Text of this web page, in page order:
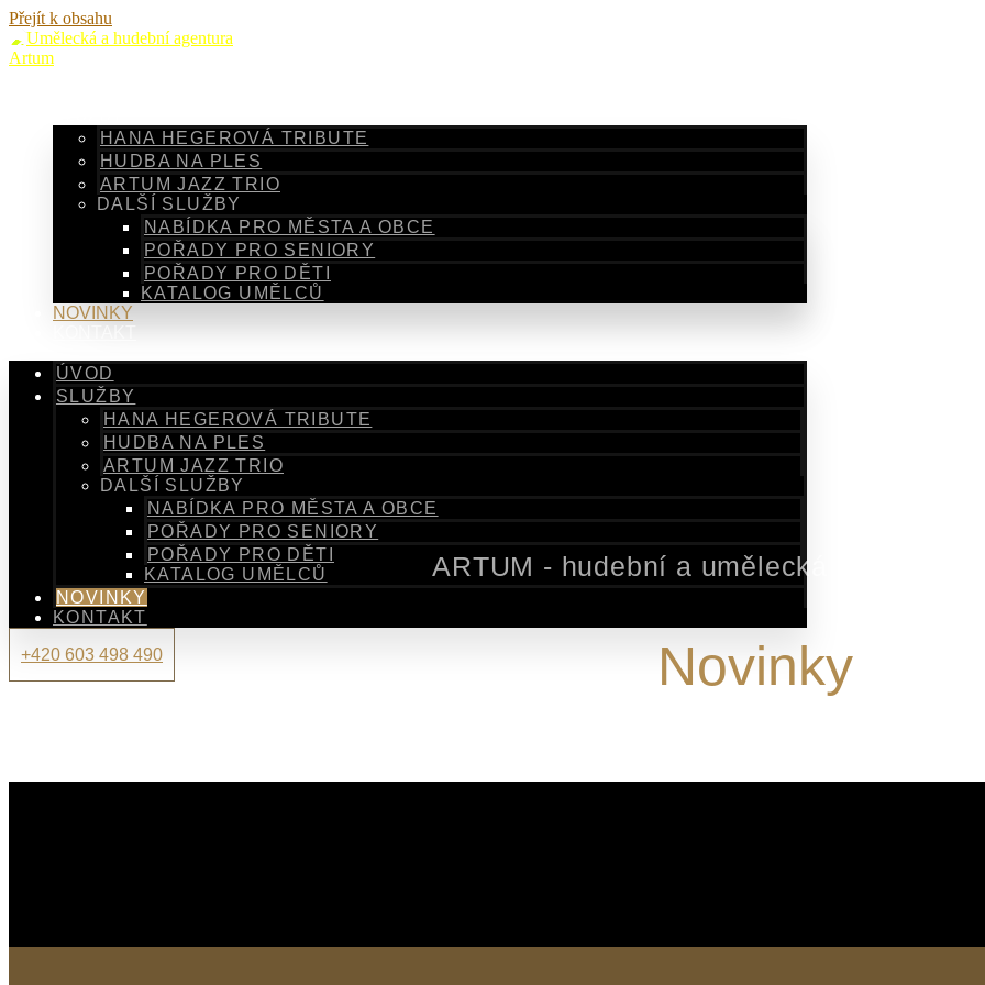
Přejít k obsahu
HANA HEGEROVÁ TRIBUTE
HUDBA NA PLES
ARTUM JAZZ TRIO
DALŠÍ SLUŽBY
NABÍDKA PRO MĚSTA A OBCE
POŘADY PRO SENIORY
POŘADY PRO DĚTI
KATALOG UMĚLCŮ
NOVINKY
ÚVOD
SLUŽBY
HANA HEGEROVÁ TRIBUTE
HUDBA NA PLES
ARTUM JAZZ TRIO
DALŠÍ SLUŽBY
NABÍDKA PRO MĚSTA A OBCE
POŘADY PRO SENIORY
POŘADY PRO DĚTI
KATALOG UMĚLCŮ
NOVINKY
KONTAKT
+420 603 498 490
ARTUM - hudební a umělecká agentura
Novinky